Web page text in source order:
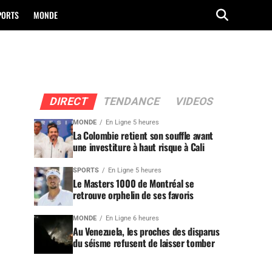
MONDE
DIRECT TENDANCE VIDEOS
MONDE En Ligne 5 heures
La Colombie retient son souffle avant
une investiture à haut risque à Cali
SPORTS En Ligne 5 heures
Le Masters 1000 de Montréal se
retrouve orphelin de ses favoris
MONDE En Ligne 6 heures
Au Venezuela, les proches des disparus
du séisme refusent de laisser tomber